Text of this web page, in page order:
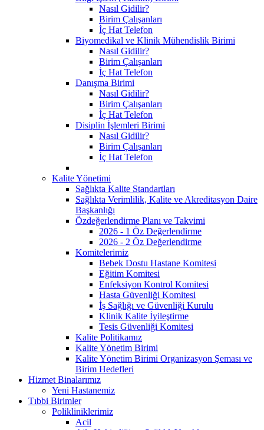
Nasıl Gidilir?
Birim Çalışanları
İç Hat Telefon
Biyomedikal ve Klinik Mühendislik Birimi
Nasıl Gidilir?
Birim Çalışanları
İç Hat Telefon
Danışma Birimi
Nasıl Gidilir?
Birim Çalışanları
İç Hat Telefon
Disiplin İşlemleri Birimi
Nasıl Gidilir?
Birim Çalışanları
İç Hat Telefon
Kalite Yönetimi
Sağlıkta Kalite Standartları
Sağlıkta Verimlilik, Kalite ve Akreditasyon Daire
Başkanlığı
Özdeğerlendirme Planı ve Takvimi
2026 - 1 Öz Değerlendirme
2026 - 2 Öz Değerlendirme
Komitelerimiz
Bebek Dostu Hastane Komitesi
Eğitim Komitesi
Enfeksiyon Kontrol Komitesi
Hasta Güvenliği Komitesi
İş Sağlığı ve Güvenliği Kurulu
Klinik Kalite İyileştirme
Tesis Güvenliği Komitesi
Kalite Politikamız
Kalite Yönetim Birimi
Kalite Yönetim Birimi Organizasyon Şeması ve
Birim Hedefleri
Hizmet Binalarımız
Yeni Hastanemiz
Tıbbi Birimler
Polikliniklerimiz
Acil